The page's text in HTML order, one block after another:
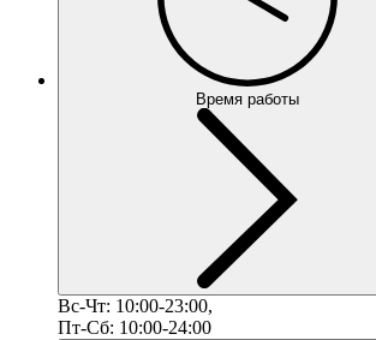
Время работы
Вс-Чт: 10:00-23:00,
Пт-Сб: 10:00-24:00